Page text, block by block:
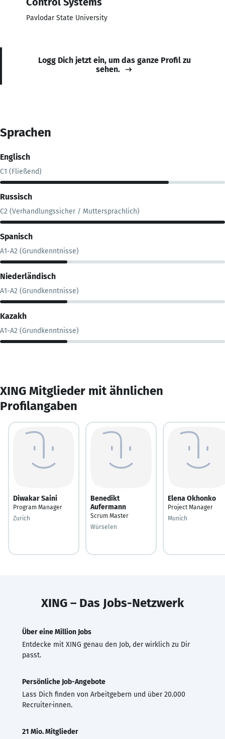
Pavlodar State University
Logg Dich jetzt ein, um das ganze Profil zu
sehen.
Sprachen
Englisch
C1 (Fließend)
Russisch
C2 (Verhandlungssicher / Muttersprachlich)
Spanisch
A1-A2 (Grundkenntnisse)
Niederländisch
A1-A2 (Grundkenntnisse)
Kazakh
A1-A2 (Grundkenntnisse)
XING Mitglieder mit ähnlichen
Profilangaben
Diwakar Saini
Program Manager
Zurich
Benedikt
Aufermann
Scrum Master
Würselen
Elena Okhonko
Project Manager
Munich
XING – Das Jobs-Netzwerk
Über eine Million Jobs
Entdecke mit XING genau den Job, der wirklich zu Dir
passt.
Persönliche Job-Angebote
Lass Dich finden von Arbeitgebern und über 20.000
Recruiter·innen.
21 Mio. Mitglieder